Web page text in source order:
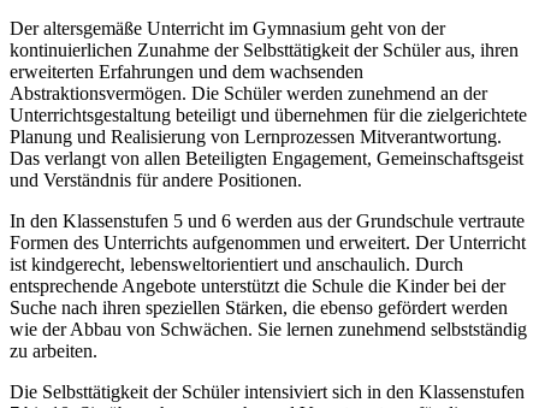
Der altersgemäße Unterricht im Gymnasium geht von der
kontinuierlichen Zunahme der Selbsttätigkeit der Schüler aus, ihren
erweiterten Erfahrungen und dem wachsenden
Abstraktionsvermögen. Die Schüler werden zunehmend an der
Unterrichtsgestaltung beteiligt und übernehmen für die zielgerichtete
Planung und Realisierung von Lernprozessen Mitverantwortung.
Das verlangt von allen Beteiligten Engagement, Gemeinschaftsgeist
und Verständnis für andere Positionen.
In den Klassenstufen 5 und 6 werden aus der Grundschule vertraute
Formen des Unterrichts aufgenommen und erweitert. Der Unterricht
ist kindgerecht, lebensweltorientiert und anschaulich. Durch
entsprechende Angebote unterstützt die Schule die Kinder bei der
Suche nach ihren speziellen Stärken, die ebenso gefördert werden
wie der Abbau von Schwächen. Sie lernen zunehmend selbstständig
zu arbeiten.
Die Selbsttätigkeit der Schüler intensiviert sich in den Klassenstufen